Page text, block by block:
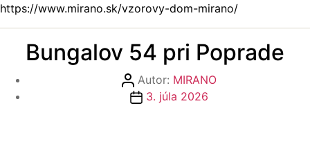
https://www.mirano.sk/vzorovy-dom-mirano/
Bungalov 54 pri Poprade
Autor
článku
Autor: MIRANO
Dátum3. júla 2026